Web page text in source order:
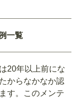
一覧
20年以上前にな
からなかなか認
す。このメンテ